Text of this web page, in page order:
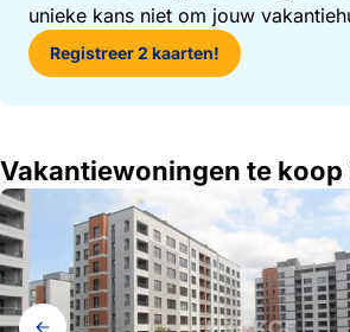
unieke kans niet om jouw
Registreer 2 kaarten!
Vakantiewoningen te koop
Galerij